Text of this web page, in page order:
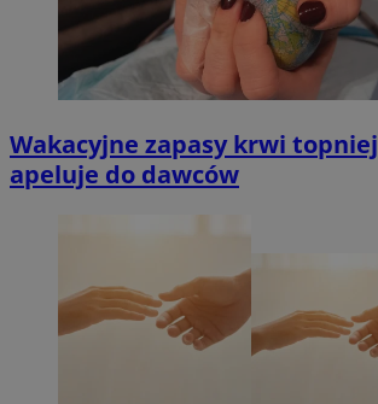
Wakacyjne zapasy krwi
apeluje do dawców